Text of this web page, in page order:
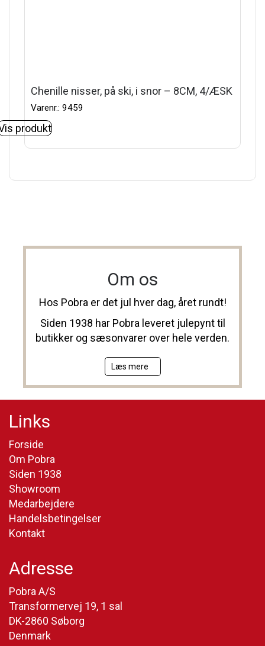
Chenille nisser, på ski, i snor – 8CM, 4/ÆSK
Varenr.: 9459
produkt
Om os
Hos Pobra er det jul hver dag, året rundt!
Siden 1938 har Pobra leveret julepynt til
butikker og sæsonvarer over hele verden.
Læs mere
Links
Forside
Om Pobra
Siden 1938
Showroom
Medarbejdere
Handelsbetingelser
Kontakt
Adresse
Pobra A/S
Transformervej 19, 1 sal
DK-2860 Søborg
Denmark